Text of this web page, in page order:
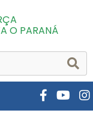
O PARANÁ